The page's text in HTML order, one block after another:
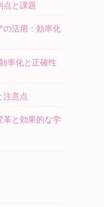
点と課題
の活用：効率化
率化と正確性
注意点
革と効果的な学